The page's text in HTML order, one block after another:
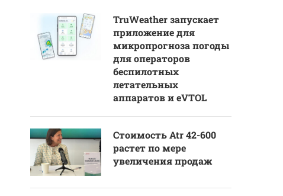
TruWeather запускает
приложение для
микропрогноза погоды
для операторов
беспилотных
летательных
аппаратов и eVTOL
Стоимость Atr 42-600
растет по мере
увеличения продаж